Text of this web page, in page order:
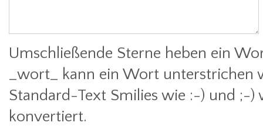
Umschließende Sterne heben ein
_wort_ kann ein Wort unterstrichen
Standard-Text Smilies wie :-) und ;-)
konvertiert.